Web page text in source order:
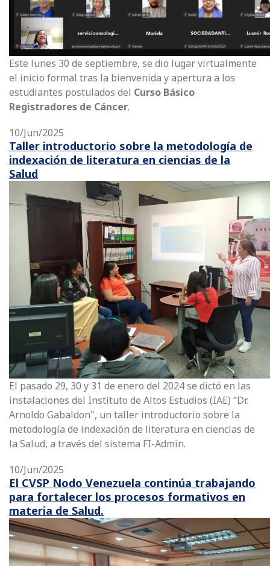
Este lunes 30 de septiembre, se dio lugar virtualmente
el inicio formal tras la bienvenida y apertura a los
estudiantes postulados del Curso Básico
Registradores de Cáncer.
10/Jun/2025
Taller introductorio sobre la metodología de
indexación de literatura en ciencias de la
Salud
El pasado 29, 30 y 31 de enero del 2024 se dictó en las
instalaciones del Instituto de Altos Estudios (IAE) “Dr.
Arnoldo Gabaldon", un taller introductorio sobre la
metodología de indexación de literatura en ciencias de
la Salud, a través del sistema FI-Admin.
10/Jun/2025
El CVSP Nodo Venezuela continúa trabajando
para fortalecer los procesos formativos en
materia de Salud.